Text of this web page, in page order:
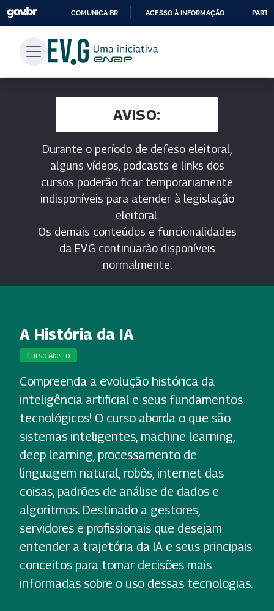
PARA
CONTEÚDO
COMUNICA BR ACESSO À INFORMAÇÃO
AVISO:
Durante o período de defeso eleitoral,
alguns vídeos, podcasts e links dos
cursos poderão ficar temporariamente
indisponíveis para atender à legislação
eleitoral.
Os demais conteúdos e funcionalidades
da EV.G continuarão disponíveis
normalmente.
A História da IA
Curso Aberto
Compreenda a evolução histórica da
inteligência artificial e seus fundamentos
tecnológicos! O curso aborda o que são
sistemas inteligentes, machine learning,
deep learning, processamento de
linguagem natural, robôs, internet das
coisas, padrões de análise de dados e
algoritmos. Destinado a gestores,
servidores e profissionais que desejam
entender a trajetória da IA e seus principais
conceitos para tomar decisões mais
informadas sobre o uso dessas tecnologias.